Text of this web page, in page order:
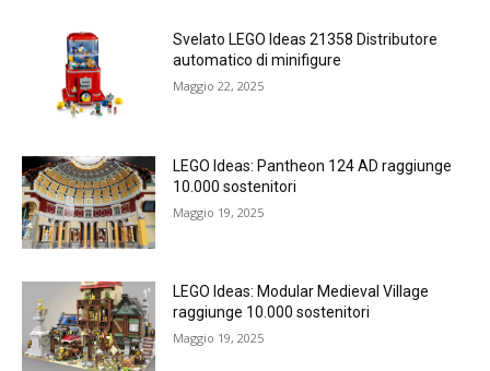
Svelato LEGO Ideas 21358 Distributore
automatico di minifigure
Maggio 22, 2025
LEGO Ideas: Pantheon 124 AD raggiunge
10.000 sostenitori
Maggio 19, 2025
LEGO Ideas: Modular Medieval Village
raggiunge 10.000 sostenitori
Maggio 19, 2025